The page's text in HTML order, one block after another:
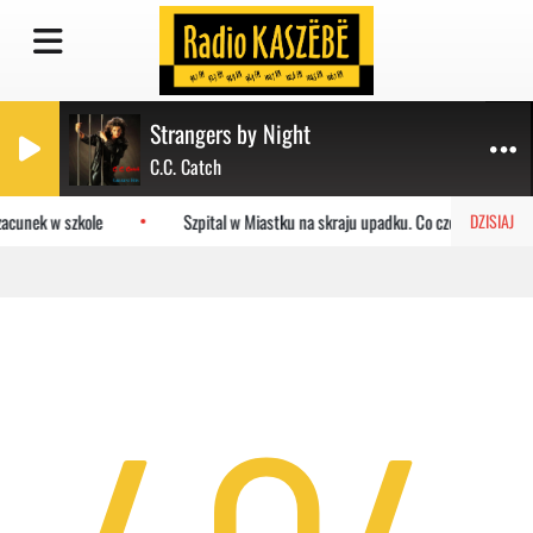
Strangers by Night
C.C. Catch
DZISIAJ
w szkole Szpital w Miastku na skraju upadku. Co czeka